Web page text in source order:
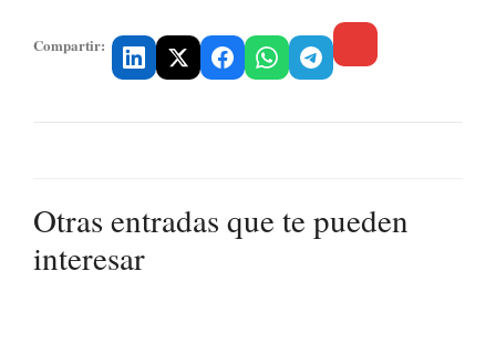
Compartir:
Otras entradas que te pueden
interesar